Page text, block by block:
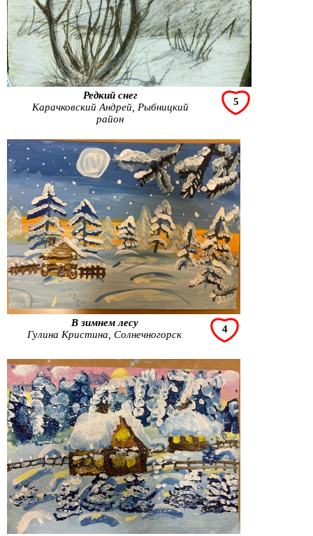
5
Редкий снег
Карачковский Андрей, Рыбницкий
район
4
В зимнем лесу
Гулина Кристина, Солнечногорск